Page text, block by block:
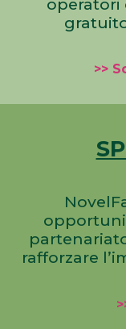
>>
rafforzare